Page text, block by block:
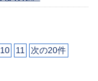
10 11 次の20件